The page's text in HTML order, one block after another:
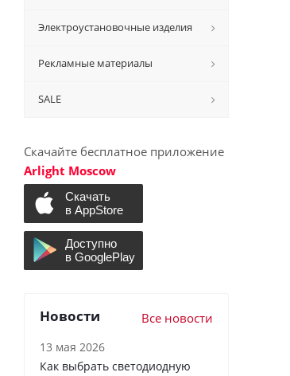
Электроустановочные изделия
Рекламные материалы
SALE
Скачайте бесплатное приложение
Arlight Moscow
Новости Все новости
13 мая 2026
Как выбрать светодиодную